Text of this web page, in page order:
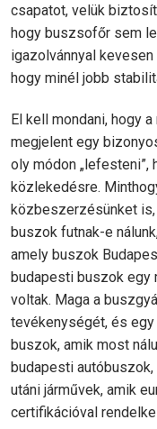
csapatot, velük
hogy buszsofőr sem
igazolvánnyal
hogy minél jobb
El kell mondani, hogy
megjelent egy
oly módon „lefesteni”,
közlekedésre.
közbeszerzésünket is,
buszok futnak-e
amely buszok
budapesti buszok
voltak. Maga a
tevékenységét, és
buszok, amik most
budapesti
utáni járművek, amik
certifikációval